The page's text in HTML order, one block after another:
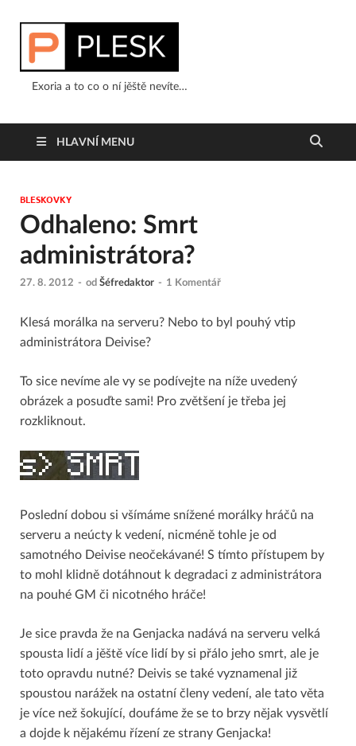
Exoria a to co o ní jěště nevíte…
HLAVNÍ MENU
BLESKOVKY
Odhaleno: Smrt
administrátora?
27. 8. 2012 - od Šéfredaktor - 1 Komentář
Klesá morálka na serveru? Nebo to byl pouhý vtip
administrátora Deivise?
To sice nevíme ale vy se podívejte na níže uvedený
obrázek a posuďte sami! Pro zvětšení je třeba jej
rozkliknout.
Poslední dobou si všímáme snížené morálky hráčů na
serveru a neúcty k vedení, nicméně tohle je od
samotného Deivise neočekávané! S tímto přístupem by
to mohl klidně dotáhnout k degradaci z administrátora
na pouhé GM či nicotného hráče!
Je sice pravda že na Genjacka nadává na serveru velká
spousta lidí a jěště více lidí by si přálo jeho smrt, ale je
toto opravdu nutné? Deivis se také vyznamenal již
spoustou narážek na ostatní členy vedení, ale tato věta
je více než šokující, doufáme že se to brzy nějak vysvětlí
a dojde k nějakému řízení ze strany Genjacka!